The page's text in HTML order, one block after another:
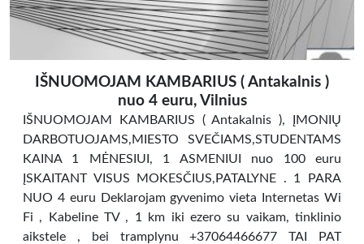
IŠNUOMOJAM KAMBARIUS ( Antakalnis )
nuo 4 euru, Vilnius
IŠNUOMOJAM KAMBARIUS ( Antakalnis ), ĮMONIŲ
DARBOTUOJAMS,MIESTO SVEČIAMS,STUDENTAMS
KAINA 1 MĖNESIUI, 1 ASMENIUI nuo 100 euru
ĮSKAITANT VISUS MOKESČIUS,PATALYNE . 1 PARA
NUO 4 euru Deklarojam gyvenimo vieta Internetas Wi
Fi , Kabeline TV , 1 km iki ezero su vaikam, tinklinio
aikstele , bei tramplynu +37064466677 TAI PAT